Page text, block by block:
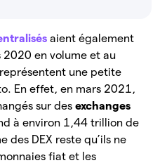
aient également
2020 en volume et au
une petite
En effet, en mars 2021,
sur des exchanges
à environ 1,44 trillion de
des DEX reste qu’ils ne
fiat et les